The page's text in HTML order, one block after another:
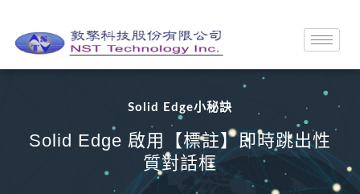
Solid Edge小秘訣
Solid Edge 啟用【標註】即時跳出性
質對話框